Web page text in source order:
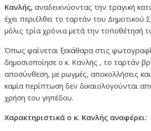
Κανλής, αναδεικνύοντας την τραγική
έχει περιέλθει το ταρτάν του Δημοτικού
μόλις τρία χρόνια μετά την τοποθέτησή
Όπως φαίνεται ξεκάθαρα στις
δημοσιοποίησε ο κ. Κανλής , το ταρτάν
αποσύνθεση, με ρωγμές, αποκολλήσεις
καμία περίπτωση δεν δικαιολογούνται
χρήση του γηπέδου.
Χαρακτηριστικά ο κ. Κανλής αναφέρει: